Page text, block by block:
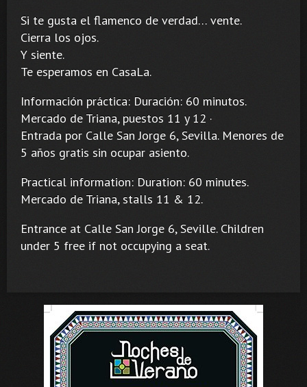
Si te gusta el flamenco de verdad… vente.
Cierra los ojos.
Y siente.
Te esperamos en CasaLa.
Información práctica: Duración: 60 minutos.
Mercado de Triana, puestos 11 y 12 ·
Entrada por Calle San Jorge 6, Sevilla. Menores de
5 años gratis sin ocupar asiento.
Practical information: Duration: 60 minutes.
Mercado de Triana, stalls 11 & 12.
Entrance at Calle San Jorge 6, Seville. Children
under 5 free if not occupying a seat.